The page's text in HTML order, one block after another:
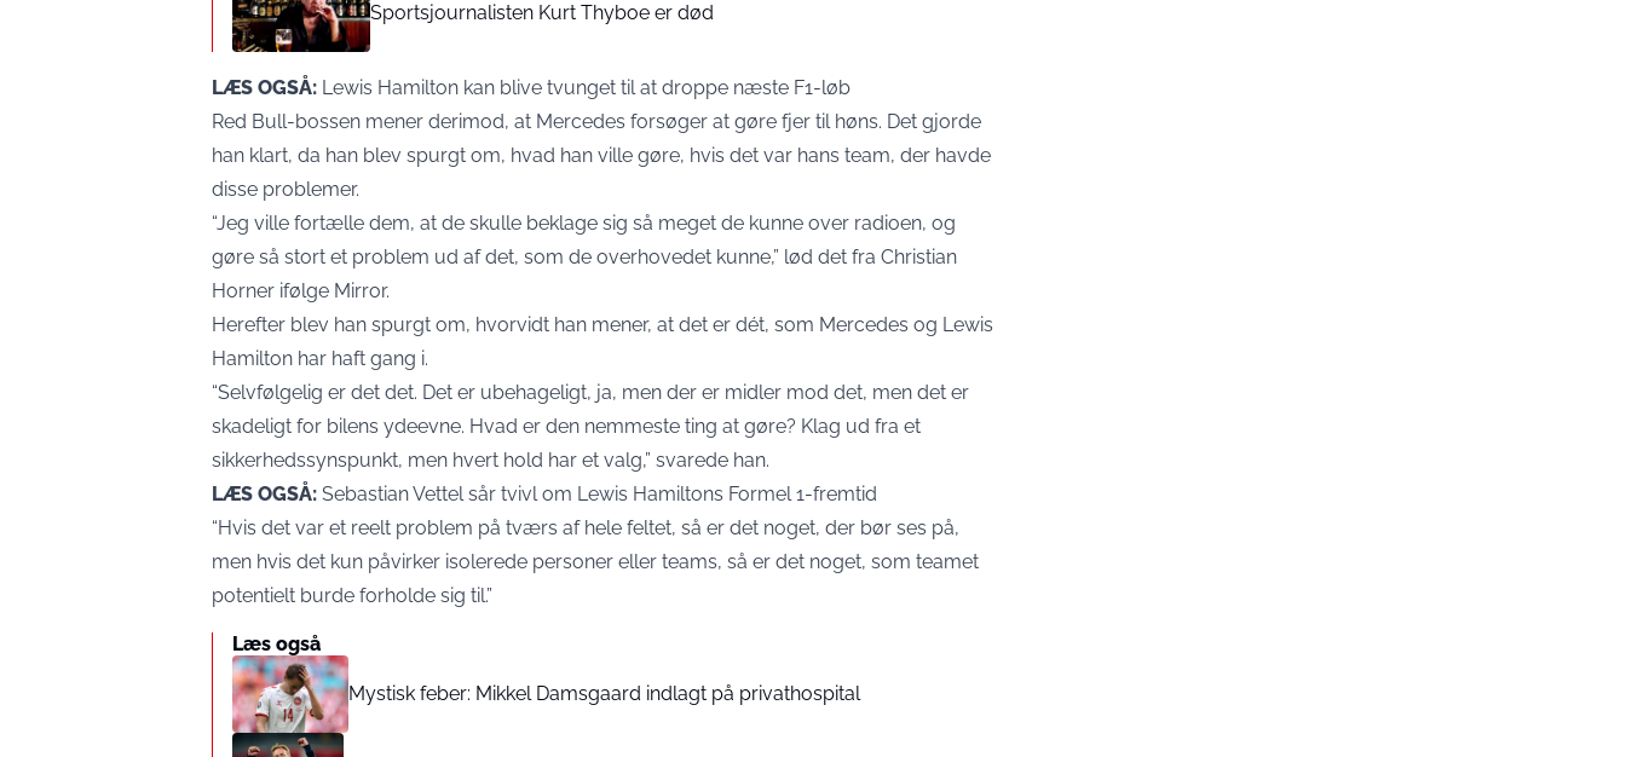
Sportsjournalisten Kurt Thyboe er død
LÆS OGSÅ: Lewis Hamilton kan blive tvunget til at droppe næste F1-løb
Red Bull-bossen mener derimod, at Mercedes forsøger at gøre fjer til høns. Det gjorde
han klart, da han blev spurgt om, hvad han ville gøre, hvis det var hans team, der havde
disse problemer.
“Jeg ville fortælle dem, at de skulle beklage sig så meget de kunne over radioen, og
gøre så stort et problem ud af det, som de overhovedet kunne,” lød det fra Christian
Horner ifølge Mirror.
Herefter blev han spurgt om, hvorvidt han mener, at det er dét, som Mercedes og Lewis
Hamilton har haft gang i.
“Selvfølgelig er det det. Det er ubehageligt, ja, men der er midler mod det, men det er
skadeligt for bilens ydeevne. Hvad er den nemmeste ting at gøre? Klag ud fra et
sikkerhedssynspunkt, men hvert hold har et valg,” svarede han.
LÆS OGSÅ: Sebastian Vettel sår tvivl om Lewis Hamiltons Formel 1-fremtid
“Hvis det var et reelt problem på tværs af hele feltet, så er det noget, der bør ses på,
men hvis det kun påvirker isolerede personer eller teams, så er det noget, som teamet
potentielt burde forholde sig til.”
Læs også
Mystisk feber: Mikkel Damsgaard indlagt på privathospital